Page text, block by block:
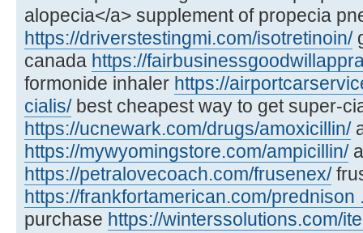
alopecia</a> supplement of propecia
https://driverstestingmi.com/isotretinoin/
canada https://
formonide inhaler https://
cialis/best cheapest way to get super-
https://ucnewark.com/drugs/amoxicillin/
https://mywyomingstore.com/ampicillin/
https://petralovecoach.com/frusenex/
https://frankfortamerican.com/prednison
purchase https://winterssolutions.com/